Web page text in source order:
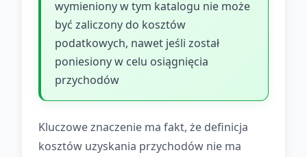
wymieniony w tym katalogu nie może
być zaliczony do kosztów
podatkowych, nawet jeśli został
poniesiony w celu osiągnięcia
przychodów
Kluczowe znaczenie ma fakt, że definicja
kosztów uzyskania przychodów nie ma